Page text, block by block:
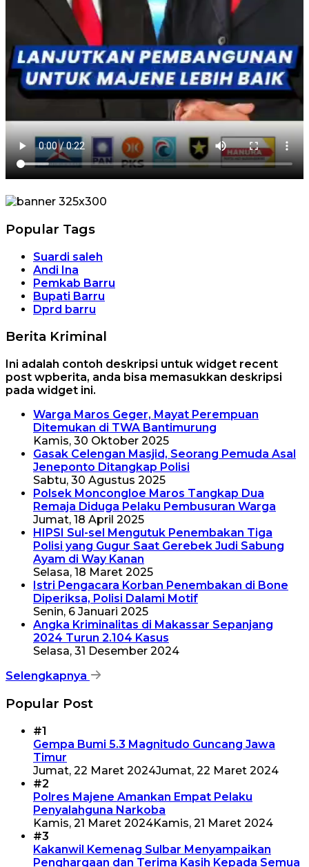
Popular Tags
Suardi saleh
Andi Ina
Pemkab Barru
Bupati Barru
Dprd barru
Berita Kriminal
Ini adalah contoh deskripsi untuk widget recent
post wpberita, anda bisa memasukkan deskripsi
pada widget ini.
Warga Maros Geger, Mayat Perempuan
Ditemukan di TWA Bantimurung
Kamis, 30 Oktober 2025
Gasak Celengan Masjid, Seorang Pemuda Asal
Jeneponto Ditangkap Polisi
Sabtu, 30 Agustus 2025
Polsek Moncongloe Maros Tangkap Dua
Remaja Diduga Pelaku Pembusuran Warga
Jumat, 18 April 2025
HIPSI Sul-sel Mengutuk Penembakan Tiga
Polisi yang Gugur Saat Gerebek Judi Sabung
Ayam di Way Kanan
Selasa, 18 Maret 2025
Istri Pengacara Korban Penembakan di Bone
Diperiksa, Polisi Dalami Motif
Senin, 6 Januari 2025
Angka Kriminalitas di Makassar Sepanjang
2024 Turun 2.104 Kasus
Selasa, 31 Desember 2024
Selengkapnya
Popular Post
#1
Gempa Bumi 5.3 Magnitudo Guncang Jawa
Timur
Jumat, 22 Maret 2024Jumat, 22 Maret 2024
#2
Polres Majene Amankan Empat Pelaku
Penyalahguna Narkoba
Kamis, 21 Maret 2024Kamis, 21 Maret 2024
#3
Kakanwil Kemenag Sulbar Menyampaikan
Penghargaan dan Terima Kasih Kepada Semua